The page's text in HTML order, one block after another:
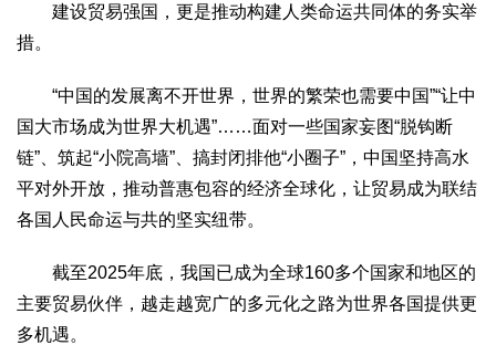
建设贸易强国，更是推动构建人类命运共同体的务实举
措。
“中国的发展离不开世界，世界的繁荣也需要中国”“让中
国大市场成为世界大机遇”……面对一些国家妄图“脱钩断
链”、筑起“小院高墙”、搞封闭排他“小圈子”，中国坚持高水
平对外开放，推动普惠包容的经济全球化，让贸易成为联结
各国人民命运与共的坚实纽带。
截至2025年底，我国已成为全球160多个国家和地区的
主要贸易伙伴，越走越宽广的多元化之路为世界各国提供更
多机遇。